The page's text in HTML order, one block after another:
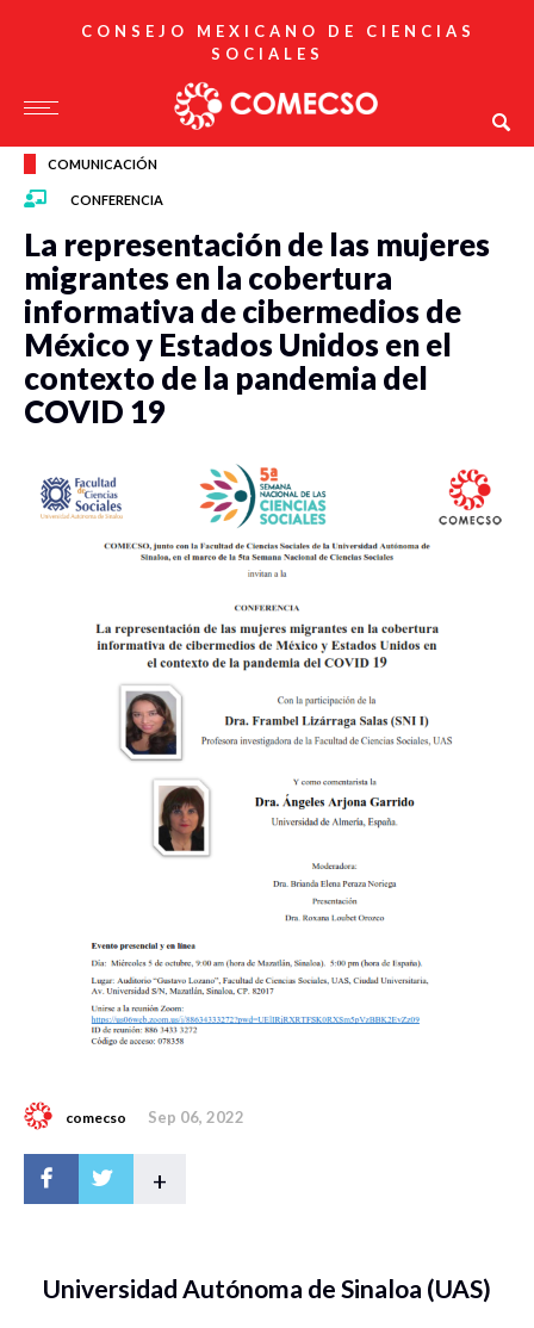
CONSEJO MEXICANO DE CIENCIAS
SOCIALES
COMUNICACIÓN
CONFERENCIA
La representación de las mujeres
migrantes en la cobertura
informativa de cibermedios de
México y Estados Unidos en el
contexto de la pandemia del
COVID 19
comecso Sep 06, 2022
+
Universidad Autónoma de Sinaloa (UAS)